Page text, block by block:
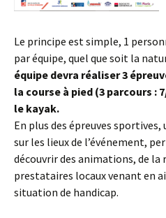
Le principe est simple, 1
par équipe, quel que soit la
équipe devra réaliser 3
la course à pied (3 parcours :
le kayak.
En plus des épreuves
sur les lieux de l’événement,
découvrir des animations, de
prestataires locaux venant en
situation de handicap.